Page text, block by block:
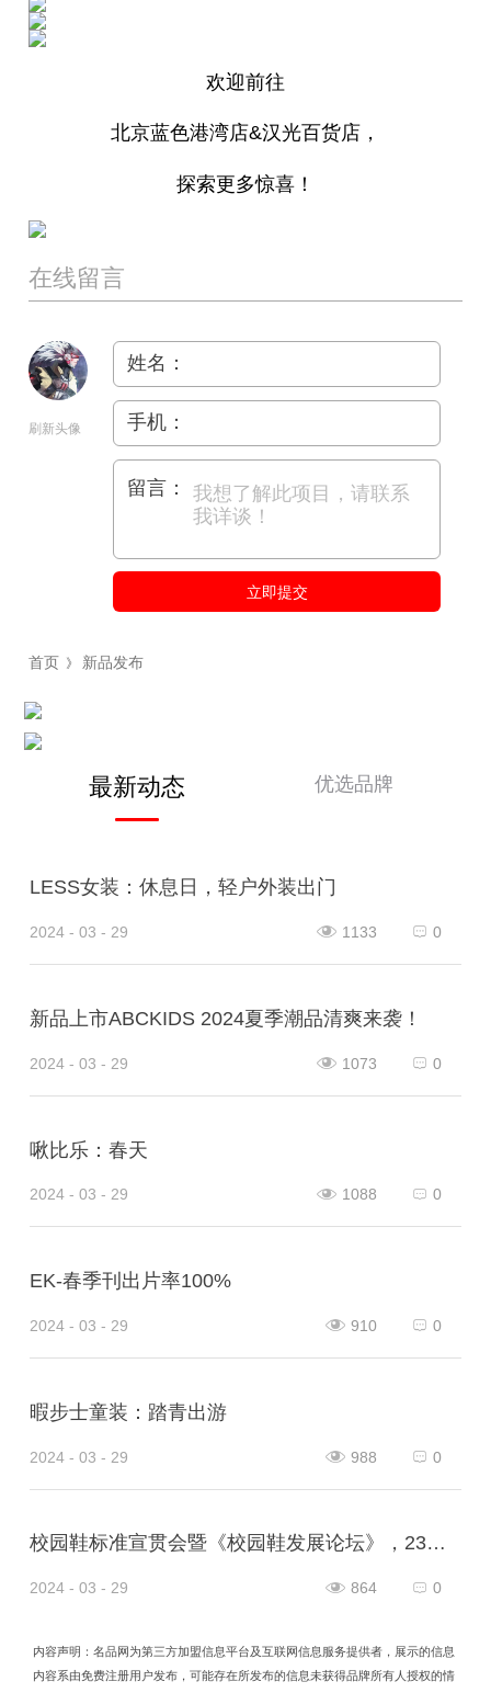
欢迎前往
北京蓝色港湾店&汉光百货店，
探索更多惊喜！
在线留言
刷新头像
姓名：
手机：
留言：
立即提交
首页 》 新品发布
最新动态 优选品牌
LESS女装：休息日，轻户外装出门
2024 - 03 - 29 0
1133
新品上市ABCKIDS 2024夏季潮品清爽来袭！
2024 - 03 - 29 0
1073
啾比乐：春天
2024 - 03 - 29 0
1088
EK-春季刊出片率100%
2024 - 03 - 29 0
910
暇步士童装：踏青出游
2024 - 03 - 29 0
988
校园鞋标准宣贯会暨《校园鞋发展论坛》，23日在山东泰安肥城市隆重举行，意味着校园鞋普及推广的破冰之旅，正式开启！
2024 - 03 - 29 0
864
内容声明：名品网为第三方加盟信息平台及互联网信息服务提供者，展示的信息
内容系由免费注册用户发布，可能存在所发布的信息未获得品牌所有人授权的情